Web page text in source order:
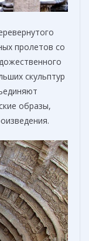
пролетов со
скульптур
образы,